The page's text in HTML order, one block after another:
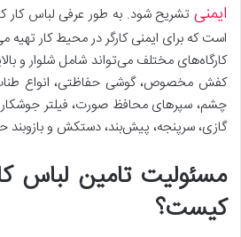
ایمنی تشریح شود. به طور عرفی لباس کار
است که برای ایمنی کارگر در محیط کار تهیه
کارگاه‌های مختلف می‌تواند شامل شلوار و
کفش مخصوص، گوشی حفاظتی، انواع
چشم، سپرهای محافظ صورت، فیلتر
گازی، سرپنجه، پیش‌بند، دستکش و بازوبند
مسئولیت تامین لباس
کیست؟